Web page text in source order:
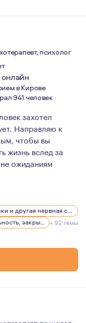
психолог
онлайн
в Кирове
941 человек
захотел
Направляю к
чтобы вы
жизнь вслед за
ожиданиям
как на
люблю
фильмов можно на
«сквозь
Странные повторяющиеся действия, тики и другая нервная симптоматика
Трудно строить отношения, стеснительность, закрытость
+ 92 темы